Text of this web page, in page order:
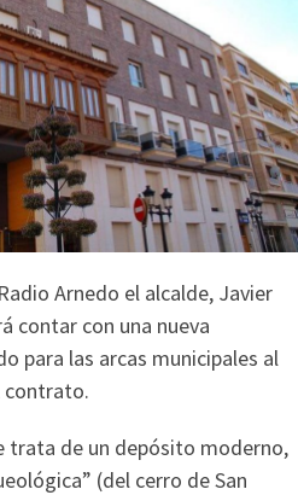
Arnedo el alcalde, Javier
contar con una nueva
para las arcas municipales al
contrato.
trata de un depósito moderno,
(del cerro de San